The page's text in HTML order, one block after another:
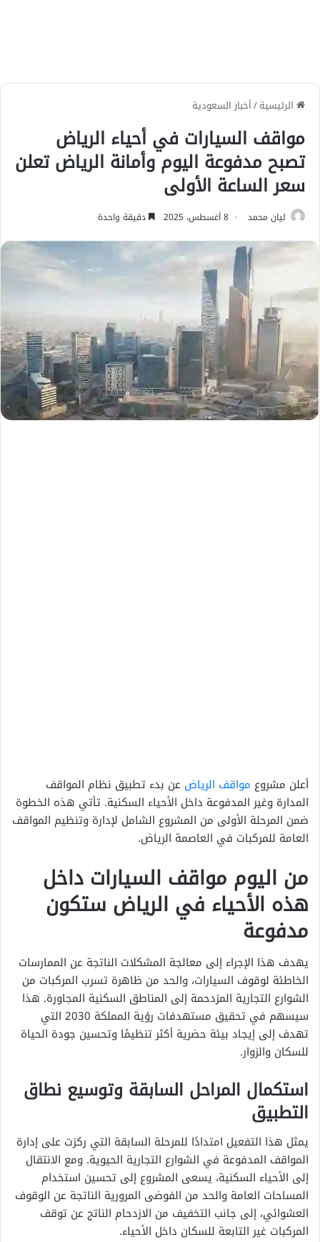
الرئيسية/أخبار السعودية
مواقف السيارات في أحياء الرياض
تصبح مدفوعة اليوم وأمانة الرياض تعلن
سعر الساعة الأولى
ليان محمد 8 أغسطس، 2025 دقيقة واحدة
أعلن مشروع مواقف الرياض عن بدء تطبيق نظام المواقف
المدارة وغير المدفوعة داخل الأحياء السكنية. تأتي هذه الخطوة
ضمن المرحلة الأولى من المشروع الشامل لإدارة وتنظيم المواقف
العامة للمركبات في العاصمة الرياض.
من اليوم مواقف السيارات داخل
هذه الأحياء في الرياض ستكون
مدفوعة
يهدف هذا الإجراء إلى معالجة المشكلات الناتجة عن الممارسات
الخاطئة لوقوف السيارات، والحد من ظاهرة تسرب المركبات من
الشوارع التجارية المزدحمة إلى المناطق السكنية المجاورة. هذا
سيسهم في تحقيق مستهدفات رؤية المملكة 2030 التي
تهدف إلى إيجاد بيئة حضرية أكثر تنظيمًا وتحسين جودة الحياة
للسكان والزوار.
استكمال المراحل السابقة وتوسيع نطاق
التطبيق
يمثل هذا التفعيل امتدادًا للمرحلة السابقة التي ركزت على إدارة
المواقف المدفوعة في الشوارع التجارية الحيوية. ومع الانتقال
إلى الأحياء السكنية، يسعى المشروع إلى تحسين استخدام
المساحات العامة والحد من الفوضى المرورية الناتجة عن الوقوف
العشوائي، إلى جانب التخفيف من الازدحام الناتج عن توقف
المركبات غير التابعة للسكان داخل الأحياء.